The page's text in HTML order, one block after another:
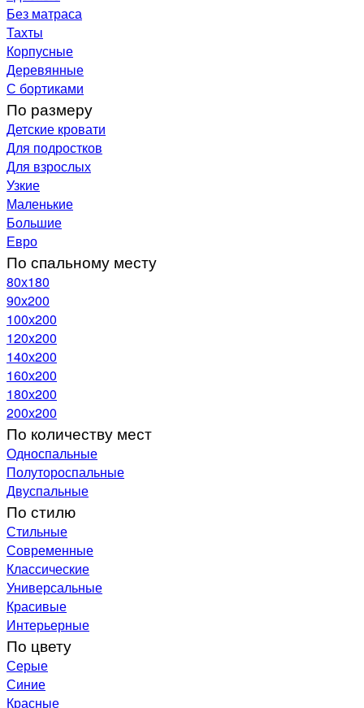
Без матраса
Тахты
Корпусные
Деревянные
С бортиками
По размеру
Детские кровати
Для подростков
Для взрослых
Узкие
Маленькие
Большие
Евро
По спальному месту
80х180
90х200
100х200
120x200
140х200
160х200
180х200
200х200
По количеству мест
Односпальные
Полутороспальные
Двуспальные
По стилю
Стильные
Современные
Классические
Универсальные
Красивые
Интерьерные
По цвету
Серые
Синие
Красные